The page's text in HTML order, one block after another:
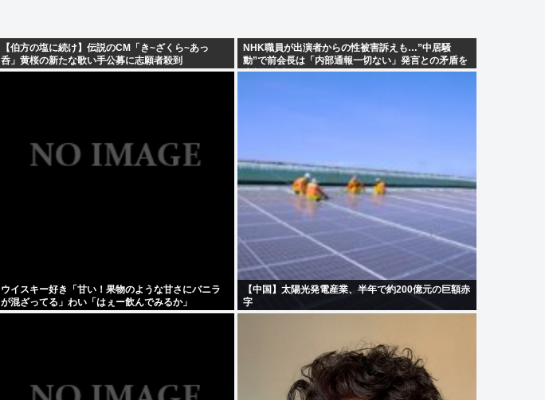
【伯方の塩に続け】伝説のCM「き~ざくら~あっ
呑」黄桜の新たな歌い手公募に志願者殺到
NHK職員が出演者からの性被害訴えも…”中居騒
動”で前会長は「内部通報一切ない」発言との矛盾を
広報を直撃
ウイスキー好き「甘い！果物のような甘さにバニラ
が混ざってる」わい「はぇー飲んでみるか」
【中国】太陽光発電産業、半年で約200億元の巨額赤
字